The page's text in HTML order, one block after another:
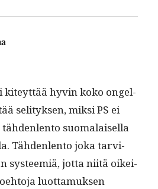
kiteyt­tää hyvin koko ongel­
seli­tyk­sen, mik­si PS ei
suo­ma­laisel­la
Täh­den­len­to joka tarvi­
sys­teemiä, jot­ta niitä oikei­
luot­ta­muk­sen